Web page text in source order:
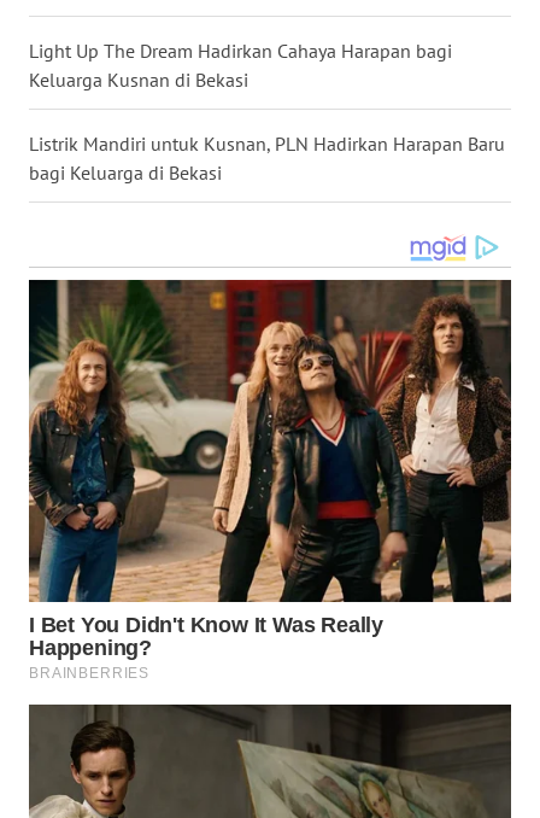
Light Up The Dream Hadirkan Cahaya Harapan bagi
Keluarga Kusnan di Bekasi
Listrik Mandiri untuk Kusnan, PLN Hadirkan Harapan Baru
bagi Keluarga di Bekasi
TINGGI
WN
WN
KARAWANG
BEKASI
WN
BOGOR
WN
DEPOK
WN
TAPANULI
UTARA
WN
SAMOSIR
WN
PADANG
LAWAS